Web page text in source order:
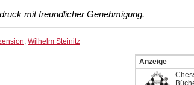
der
Die Steinitzsche
mit freundlicher Genehmigung.
, Wilhelm Steinitz
Anzeige